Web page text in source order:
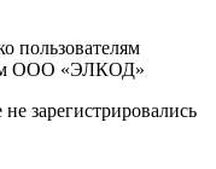
пользователям
ООО «ЭЛКОД»
зарегистрировались